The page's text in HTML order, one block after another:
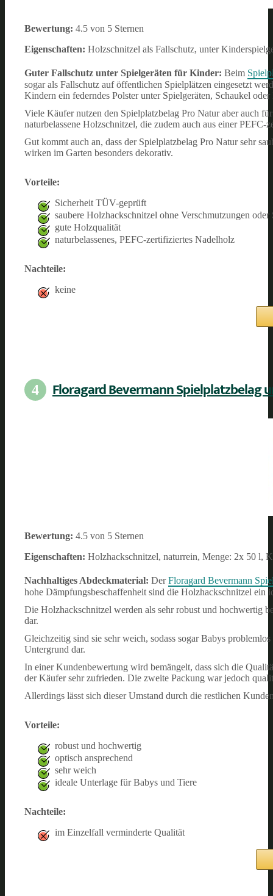
Bewertung: 4.5 von 5 Sternen
Eigenschaften: Holzschnitzel als Fallschutz, unter
Guter Fallschutz unter Spielgeräten für Kinder: Beim
sogar als Fallschutz auf öffentlichen Spielplätzen eingesetzt
Kindern ein federndes Polster unter Spielgeräten, Schaukel
Viele Käufer nutzen den Spielplatzbelag Pro Natur aber auch
naturbelassene Holzschnitzel, die zudem auch aus einer
Gut kommt auch an, dass der Spielplatzbelag Pro Natur sehr
wirken im Garten besonders dekorativ.
Vorteile:
Sicherheit TÜV-geprüft
saubere Holzhackschnitzel ohne Verschmutzungen oder
gute Holzqualität
naturbelassenes, PEFC-zertifiziertes Nadelholz
Nachteile:
keine
4 Floragard Bevermann Spielplatzbelag
Bewertung: 4.5 von 5 Sternen
Eigenschaften: Holzhackschnitzel, naturrein, Menge: 2x 50 l,
Nachhaltiges Abdeckmaterial: DerFloragard Bevermann
hohe Dämpfungsbeschaffenheit sind die Holzhackschnitzel ein
Die Holzhackschnitzel werden als sehr robust und hochwertig
dar.
Gleichzeitig sind sie sehr weich, sodass sogar Babys
Untergrund dar.
In einer Kundenbewertung wird bemängelt, dass sich die
der Käufer sehr zufrieden. Die zweite Packung war jedoch
Allerdings lässt sich dieser Umstand durch die restlichen
Vorteile:
robust und hochwertig
optisch ansprechend
sehr weich
ideale Unterlage für Babys und Tiere
Nachteile:
im Einzelfall verminderte Qualität